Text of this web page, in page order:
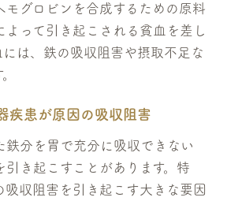
モグロビンを合成するための原料
よって引き起こされる貧血を差し
には、鉄の吸収阻害や摂取不足な
疾患が原因の吸収阻害
鉄分を胃で充分に吸収できない
引き起こすことがあります。特
吸収阻害を引き起こす大きな要因